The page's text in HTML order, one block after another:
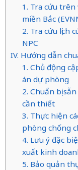
1. Tra cứu
miền Bắc
2. Tra cứu lịch
NPC
IV. Hướng dẫn
1. Chủ động
án dự phòng
2. Chuẩn bị
cần thiết
3. Thực hiện
phòng chống
4. Lưu ý đặc
xuất kinh
5. Bảo quản